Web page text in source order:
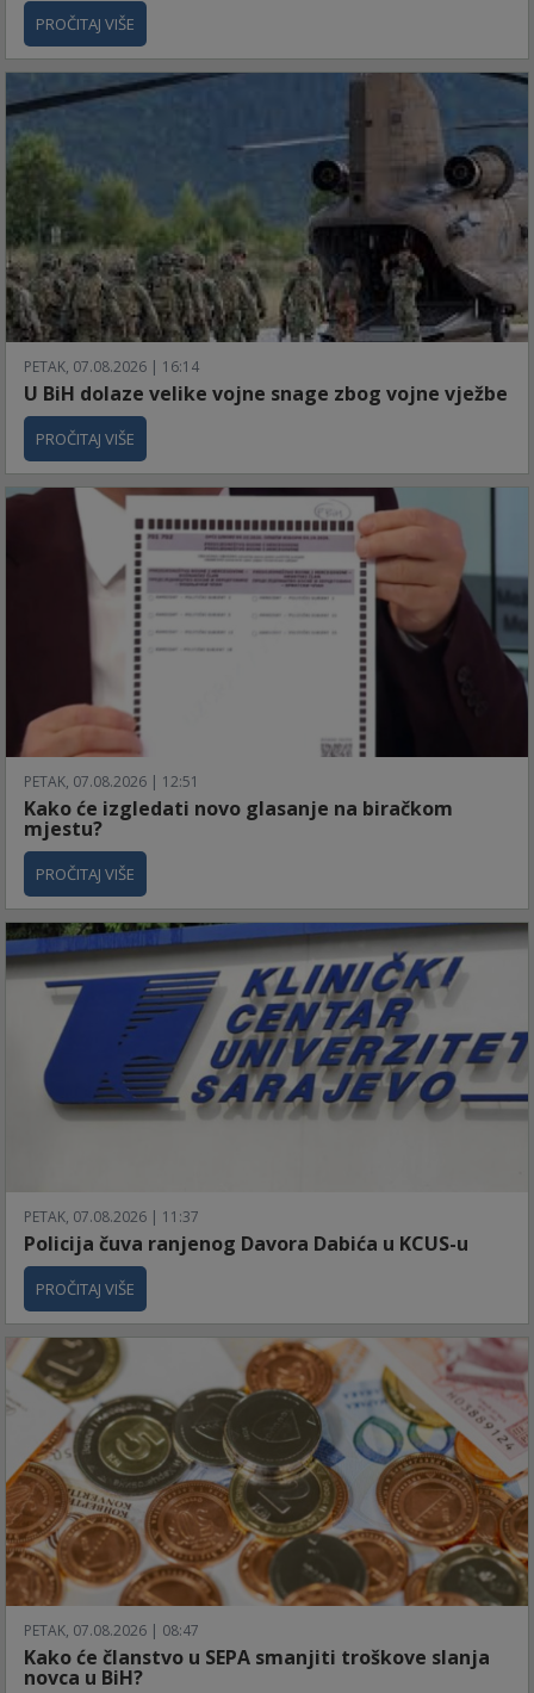
PROČITAJ VIŠE
PETAK, 07.08.2026 | 16:14
U BiH dolaze velike vojne snage zbog vojne vježbe
PROČITAJ VIŠE
PETAK, 07.08.2026 | 12:51
Kako će izgledati novo glasanje na biračkom
mjestu?
PROČITAJ VIŠE
PETAK, 07.08.2026 | 11:37
Policija čuva ranjenog Davora Dabića u KCUS-u
PROČITAJ VIŠE
PETAK, 07.08.2026 | 08:47
Kako će članstvo u SEPA smanjiti troškove slanja
novca u BiH?